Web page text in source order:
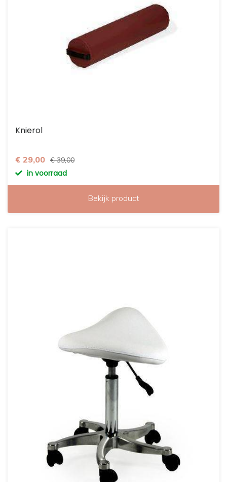
Knierol
€ 29,00 € 39,00
in voorraad
Bekijk product